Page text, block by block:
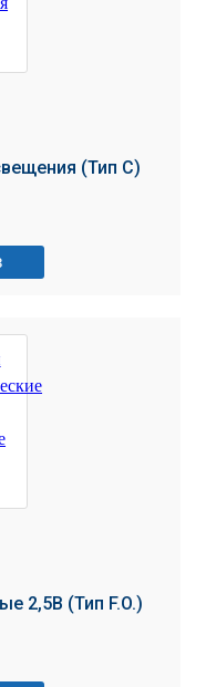
(Тип С)
2,5В (Тип F.O.)